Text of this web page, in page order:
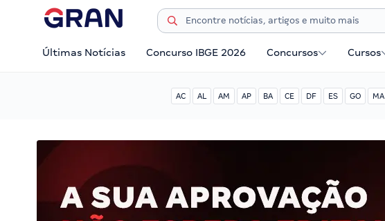
Últimas Notícias Concurso IBGE 2026 Concursos Cursos
AC AL AM AP BA CE DF ES GO MA